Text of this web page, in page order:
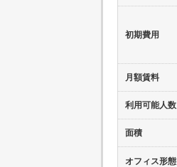
初期費用
月額賃料
利用可能人数
面積
オフィス形態